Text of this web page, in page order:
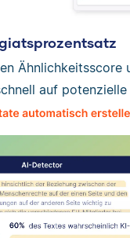
Ähnlichkeitsscore
auf potenzielle